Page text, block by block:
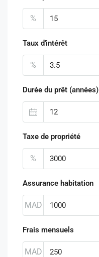
%
Taux d'intérêt
%
Durée du prêt (années)
Taxe de propriété
%
Assurance habitation
MAD
Frais mensuels
MAD